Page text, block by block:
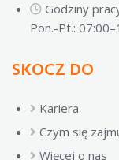
Godziny
Pon.-Pt.:
SKOCZ DO
Kariera
Czym się
Więcej o nas